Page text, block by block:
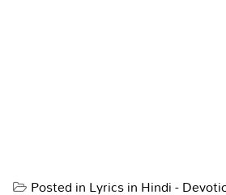
Posted inLyrics in Hindi -